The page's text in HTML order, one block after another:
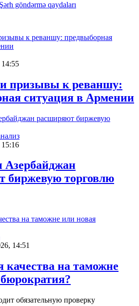
Şərh göndərmə qaydaları
призывы к реваншу:
ситуация в Армении
Азербайджан
биржевую торговлю
14:51
качества на таможне
обязательную проверку